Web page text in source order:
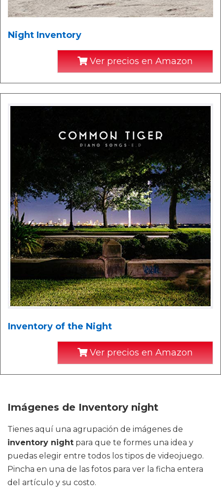
Night Inventory
Ver precios en Amazon
Inventory of the Night
Ver precios en Amazon
Imágenes de Inventory night
Tienes aquí una agrupación de imágenes de
inventory night para que te formes una idea y
puedas elegir entre todos los tipos de videojuego.
Pincha en una de las fotos para ver la ficha entera
del artículo y su costo.